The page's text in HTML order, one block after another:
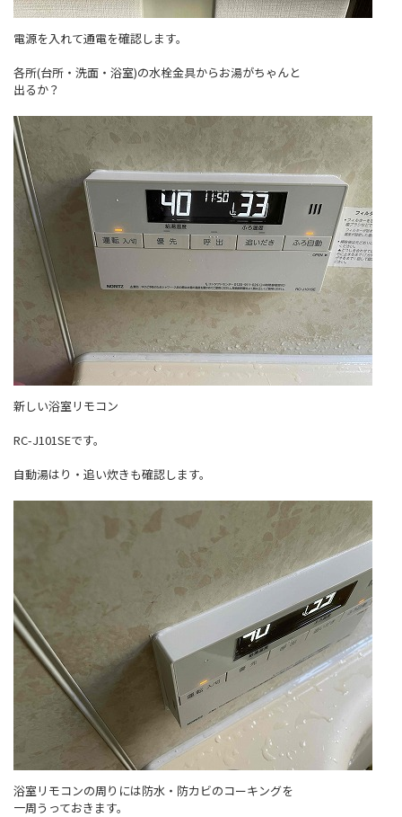
電源を入れて通電を確認します。
各所(台所・洗面・浴室)の水栓金具からお湯がちゃんと
出るか？
新しい浴室リモコン
RC-J101SEです。
自動湯はり・追い炊きも確認します。
浴室リモコンの周りには防水・防カビのコーキングを
一周うっておきます。